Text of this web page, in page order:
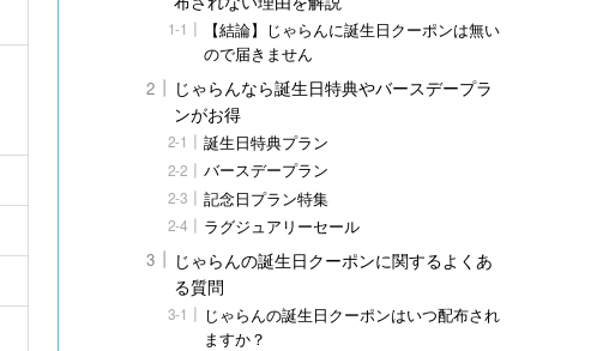
【結論】じゃらんに誕生日クーポンは無い
ので届きません
じゃらんなら誕生日特典やバースデープラ
ンがお得
誕生日特典プラン
バースデープラン
記念日プラン特集
ラグジュアリーセール
じゃらんの誕生日クーポンに関するよくあ
る質問
じゃらんの誕生日クーポンはいつ配布され
ますか？